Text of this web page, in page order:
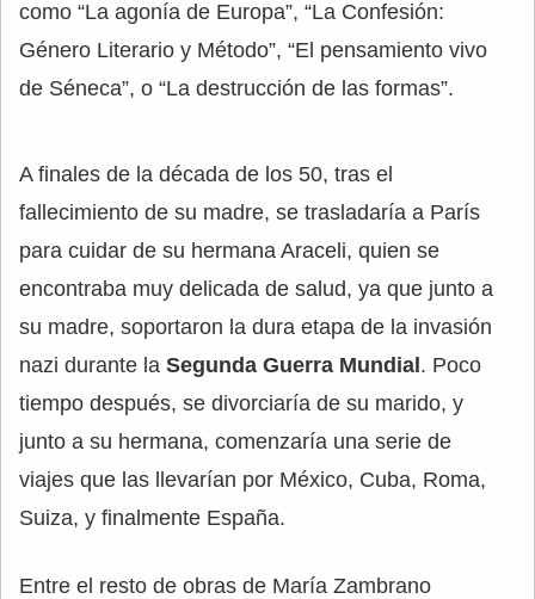
como “La agonía de Europa”, “La Confesión:
Género Literario y Método”, “El pensamiento vivo
de Séneca”, o “La destrucción de las formas”.
A finales de la década de los 50, tras el
fallecimiento de su madre, se trasladaría a París
para cuidar de su hermana Araceli, quien se
encontraba muy delicada de salud, ya que junto a
su madre, soportaron la dura etapa de la invasión
nazi durante la Segunda Guerra Mundial. Poco
tiempo después, se divorciaría de su marido, y
junto a su hermana, comenzaría una serie de
viajes que las llevarían por México, Cuba, Roma,
Suiza, y finalmente España.
Entre el resto de obras de María Zambrano